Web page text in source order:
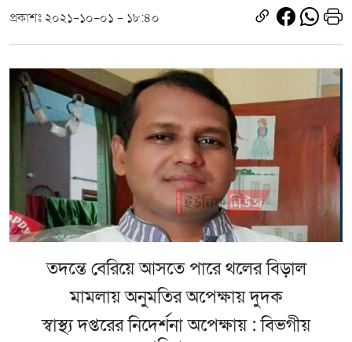
প্রকাশঃ ২০২১-১০-০১ - ১৮:৪০
তদন্তে বেরিয়ে আসতে পারে থলের বিড়াল
মামলায় অনুমতির অপেক্ষায় দুদক
স্বাস্থ্য দপ্তরের নিদের্শনা অপেক্ষায় : বিভগীয়